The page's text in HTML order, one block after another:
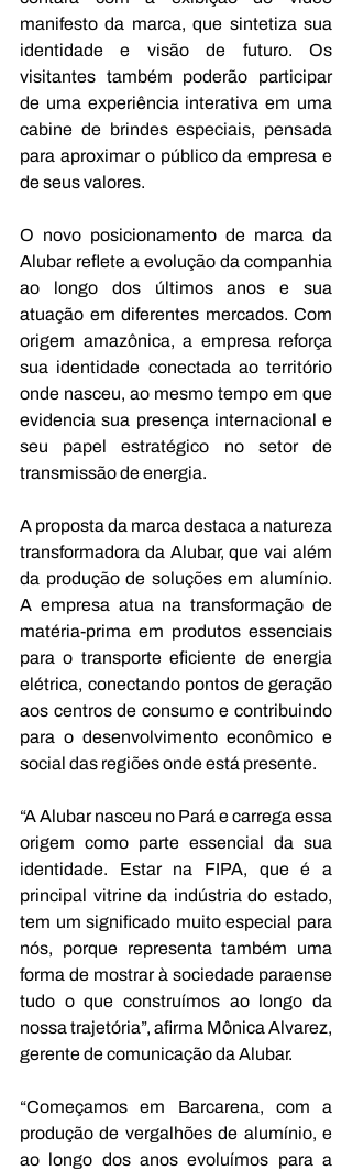
manifesto da marca, que sintetiza sua
identidade e visão de futuro. Os
visitantes também poderão participar
de uma experiência interativa em uma
cabine de brindes especiais, pensada
para aproximar o público da empresa e
de seus valores.
O novo posicionamento de marca da
Alubar reflete a evolução da companhia
ao longo dos últimos anos e sua
atuação em diferentes mercados. Com
origem amazônica, a empresa reforça
sua identidade conectada ao território
onde nasceu, ao mesmo tempo em que
evidencia sua presença internacional e
seu papel estratégico no setor de
transmissão de energia.
A proposta da marca destaca a natureza
transformadora da Alubar, que vai além
da produção de soluções em alumínio.
A empresa atua na transformação de
matéria-prima em produtos essenciais
para o transporte eficiente de energia
elétrica, conectando pontos de geração
aos centros de consumo e contribuindo
para o desenvolvimento econômico e
social das regiões onde está presente.
“A Alubar nasceu no Pará e carrega essa
origem como parte essencial da sua
identidade. Estar na FIPA, que é a
principal vitrine da indústria do estado,
tem um significado muito especial para
nós, porque representa também uma
forma de mostrar à sociedade paraense
tudo o que construímos ao longo da
nossa trajetória”, afirma Mônica Alvarez,
gerente de comunicação da Alubar.
“Começamos em Barcarena, com a
produção de vergalhões de alumínio, e
ao longo dos anos evoluímos para a